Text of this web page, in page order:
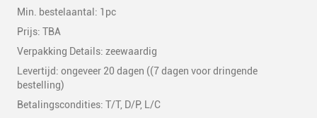
Min. bestelaantal: 1pc
Prijs: TBA
Verpakking Details: zeewaardig
Levertijd: ongeveer 20 dagen ((7 dagen voor dringende
bestelling)
Betalingscondities: T/T, D/P, L/C